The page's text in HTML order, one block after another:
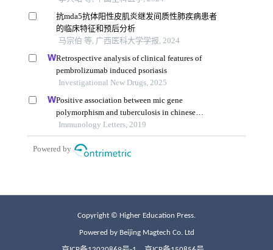
Copyright © Higher Education Press.
Powered by Beijing Magtech Co. Ltd